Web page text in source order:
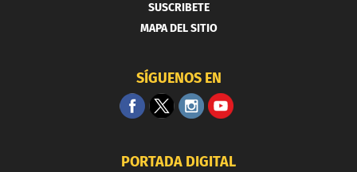
SUSCRIBETE
MAPA DEL SITIO
SÍGUENOS EN
PORTADA DIGITAL